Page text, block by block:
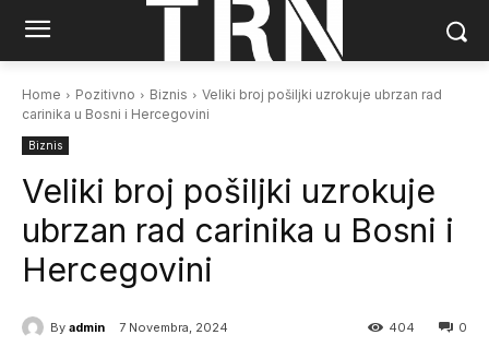
Home Pozitivno Biznis
Veliki broj pošiljki uzrokuje ubrzan rad
carinika u Bosni i Hercegovini
Biznis
Veliki broj pošiljki uzrokuje
ubrzan rad carinika u Bosni i
Hercegovini
By admin 7 Novembra, 2024 0
404